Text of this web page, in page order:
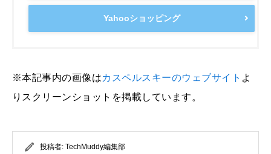
Yahooショッピング
※本記事内の画像はカスペルスキーのウェブサイト よ
りスクリーンショットを掲載しています。
投稿者: TechMuddy編集部